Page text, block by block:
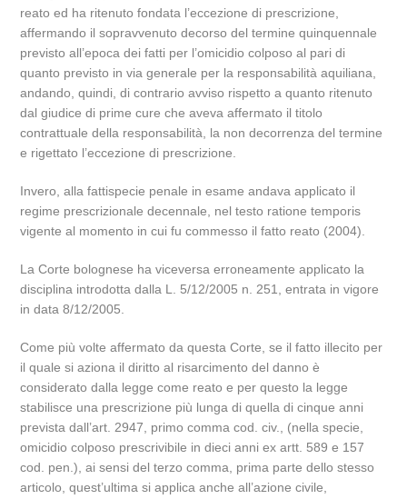
reato ed ha ritenuto fondata l’eccezione di prescrizione,
affermando il sopravvenuto decorso del termine quinquennale
previsto all’epoca dei fatti per l’omicidio colposo al pari di
quanto previsto in via generale per la responsabilità aquiliana,
andando, quindi, di contrario avviso rispetto a quanto ritenuto
dal giudice di prime cure che aveva affermato il titolo
contrattuale della responsabilità, la non decorrenza del termine
e rigettato l’eccezione di prescrizione.
Invero, alla fattispecie penale in esame andava applicato il
regime prescrizionale decennale, nel testo ratione temporis
vigente al momento in cui fu commesso il fatto reato (2004).
La Corte bolognese ha viceversa erroneamente applicato la
disciplina introdotta dalla L. 5/12/2005 n. 251, entrata in vigore
in data 8/12/2005.
Come più volte affermato da questa Corte, se il fatto illecito per
il quale si aziona il diritto al risarcimento del danno è
considerato dalla legge come reato e per questo la legge
stabilisce una prescrizione più lunga di quella di cinque anni
prevista dall’art. 2947, primo comma cod. civ., (nella specie,
omicidio colposo prescrivibile in dieci anni ex artt. 589 e 157
cod. pen.), ai sensi del terzo comma, prima parte dello stesso
articolo, quest’ultima si applica anche all’azione civile,